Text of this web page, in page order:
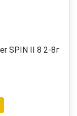
SPIN II 8 2-8г